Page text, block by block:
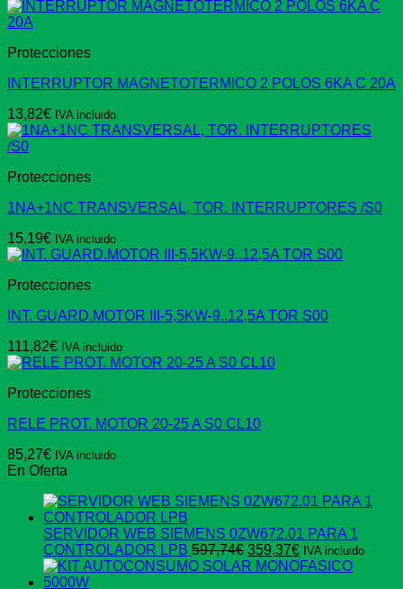
Protecciones
INTERRUPTOR MAGNETOTERMICO 2 POLOS 6KA C 20A
13,82€ IVA incluido
Protecciones
1NA+1NC TRANSVERSAL, TOR. INTERRUPTORES /S0
15,19€ IVA incluido
Protecciones
INT. GUARD.MOTOR III-5,5KW-9..12,5A TOR S00
111,82€ IVA incluido
Protecciones
RELE PROT. MOTOR 20-25 A S0 CL10
85,27€ IVA incluido
En Oferta
SERVIDOR WEB SIEMENS 0ZW672.01 PARA 1
CONTROLADOR LPB 597,74€ El
precio
359,37€El
precio
IVA incluido